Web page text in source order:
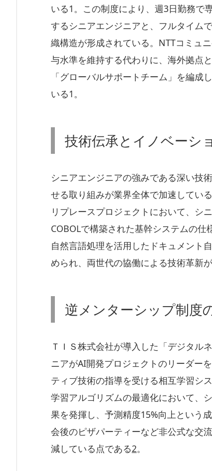
いる1。この制度により、週3日勤務で
するシニアエンジニアと、フルタイム
織構造が形成されている。NTTコミュ
与水準を維持する代わりに、海外拠点
「グローバルサポートチーム」を編成
いる1。
技術伝承とイノベーシ
シニアエンジニアの強みである深い技
せる取り組みが業界全体で加速してい
リプレースプロジェクトにおいて、シ
COBOLで構築された基幹システムの仕
自然言語処理を活用したドキュメント
められ、両世代の協働による技術革新が
逆メンターシップ制度
ＴＩＳ株式会社が導入した「デジタル
ニアがAI開発プロジェクトのリーダー
ティブ技術の指導を受ける相互学習シ
学習アルゴリズムの最適化において、
果を発揮し、予測精度15%向上という
会後のピザパーティーなど非公式な交
減している点である2。